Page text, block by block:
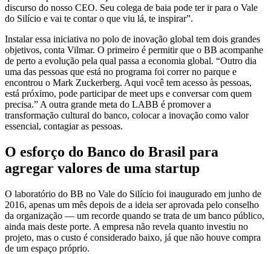
discurso do nosso CEO. Seu colega de baia pode ter ir para o Vale
do Silício e vai te contar o que viu lá, te inspirar”.
Instalar essa iniciativa no polo de inovação global tem dois grandes
objetivos, conta Vilmar. O primeiro é permitir que o BB acompanhe
de perto a evolução pela qual passa a economia global. “Outro dia
uma das pessoas que está no programa foi correr no parque e
encontrou o Mark Zuckerberg. Aqui você tem acesso às pessoas,
está próximo, pode participar de meet ups e conversar com quem
precisa.” A outra grande meta do LABB é promover a
transformação cultural do banco, colocar a inovação como valor
essencial, contagiar as pessoas.
O esforço do Banco do Brasil para
agregar valores de uma startup
O laboratório do BB no Vale do Silício foi inaugurado em junho de
2016, apenas um mês depois de a ideia ser aprovada pelo conselho
da organização — um recorde quando se trata de um banco público,
ainda mais deste porte. A empresa não revela quanto investiu no
projeto, mas o custo é considerado baixo, já que não houve compra
de um espaço próprio.